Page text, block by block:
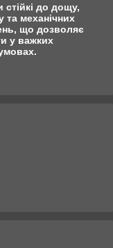
стійкі до дощу,
та механічних
що дозволяє
у важких